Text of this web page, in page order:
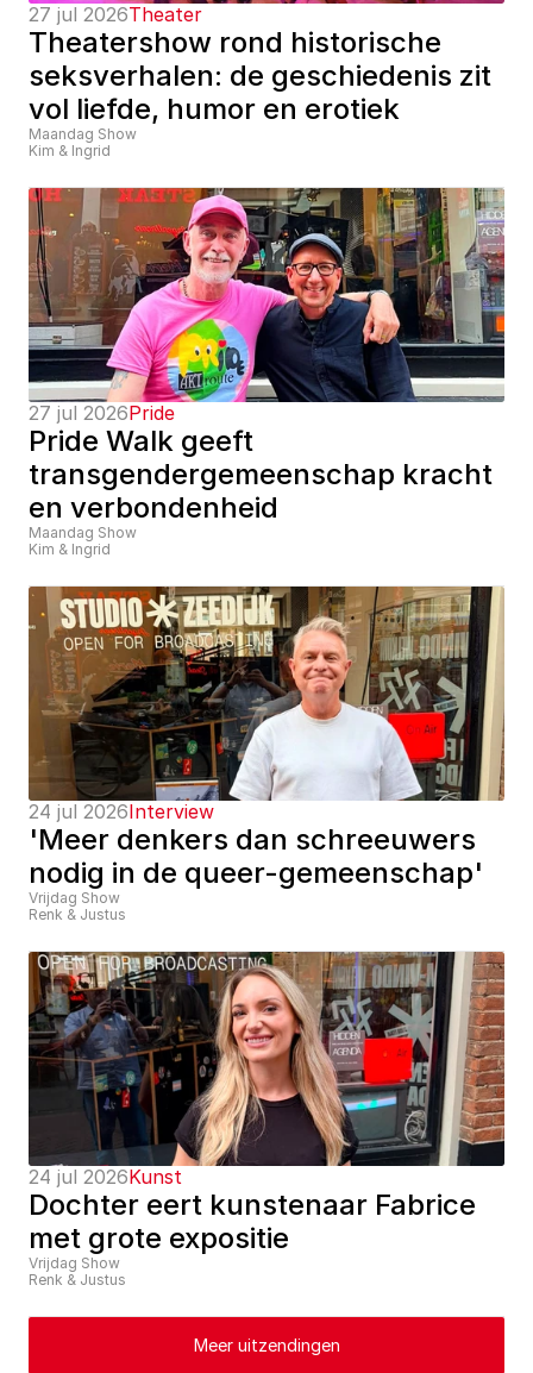
27 jul 2026Theater
Theatershow rond historische
seksverhalen: de geschiedenis zit
vol liefde, humor en erotiek
Maandag Show
Kim & Ingrid
27 jul 2026Pride
Pride Walk geeft
transgendergemeenschap kracht
en verbondenheid
Maandag Show
Kim & Ingrid
24 jul 2026Interview
'Meer denkers dan schreeuwers
nodig in de queer-gemeenschap'
Vrijdag Show
Renk & Justus
24 jul 2026Kunst
Dochter eert kunstenaar Fabrice
met grote expositie
Vrijdag Show
Renk & Justus
Meer uitzendingen